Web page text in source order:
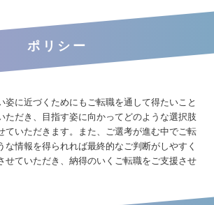
ポリシー
姿に近づくためにもご転職を通して得たいこと
ただき、目指す姿に向かってどのような選択肢
ていただきます。また、ご選考が進む中でご転
な情報を得られれば最終的なご判断がしやすく
せていただき、納得のいくご転職をご支援させ